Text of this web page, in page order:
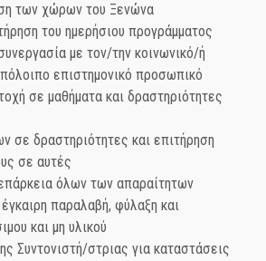
των χώρων του Ξενώνα
του ημερήσιου προγράμματος
με τον/την κοινωνικό/ή
επιστημονικό προσωπικό
σε μαθήματα και δραστηριότητες
σε δραστηριότητες και επιτήρηση
σε αυτές
όλων των απαραίτητων
παραλαβή, φύλαξη και
και μη υλικού
Συντονιστή/στριας για καταστάσεις